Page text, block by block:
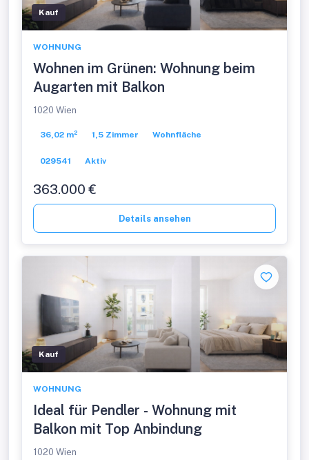
Kauf
WOHNUNG
Wohnen im Grünen: Wohnung beim
Augarten mit Balkon
1020 Wien
36,02 m² 1,5 Zimmer Wohnfläche
029541 Aktiv
363.000 €
Details ansehen
Kauf
WOHNUNG
Ideal für Pendler - Wohnung mit
Balkon mit Top Anbindung
1020 Wien